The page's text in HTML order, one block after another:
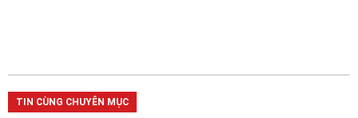
TIN CÙNG CHUYÊN MỤC